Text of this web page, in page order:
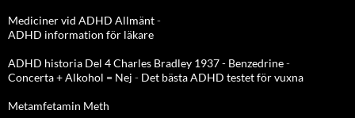
Mediciner vid ADHD Allmänt-
ADHD information för läkare
ADHD historia Del 4 Charles Bradley 1937 - Benzedrine-
Concerta + Alkohol = Nej - Det bästa ADHD testet för vuxna
Metamfetamin Meth